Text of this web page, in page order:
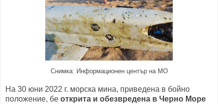
Снимка: Информационен център на МО
На 30 юни 2022 г. морска мина, приведена в бойно
положение, бе открита и обезвредена в Черно Море